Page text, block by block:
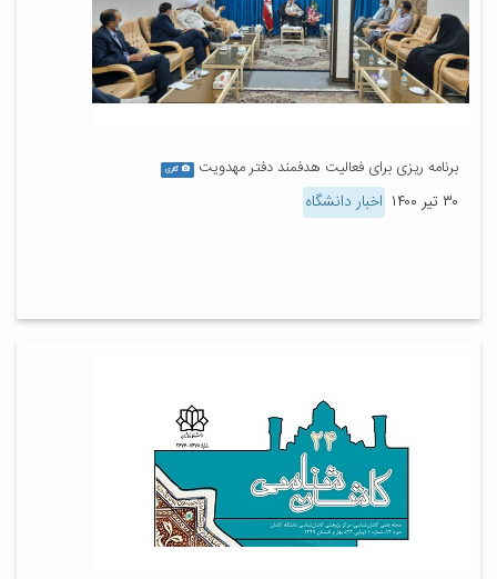
برنامه ریزی برای فعالیت هدفمند دفتر مهدویت گالری
۳۰ تیر ۱۴۰۰ اخبار دانشگاه